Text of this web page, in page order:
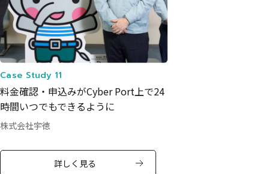
Case Study 11
料金確認・申込みがCyber Port上で24
時間いつでもできるように
株式会社宇徳
詳しく見る